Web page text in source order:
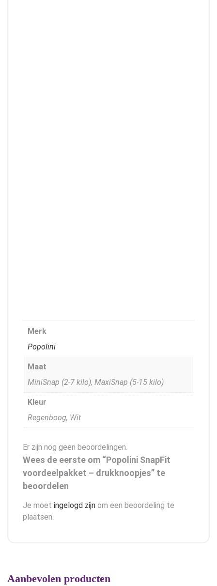
Merk
Popolini
Maat
MiniSnap (2-7 kilo), MaxiSnap (5-15 kilo)
Kleur
Regenboog, Wit
Er zijn nog geen beoordelingen.
Wees de eerste om “Popolini SnapFit
voordeelpakket – drukknoopjes” te
beoordelen
Je moet ingelogd zijn om een beoordeling te
plaatsen.
Aanbevolen producten